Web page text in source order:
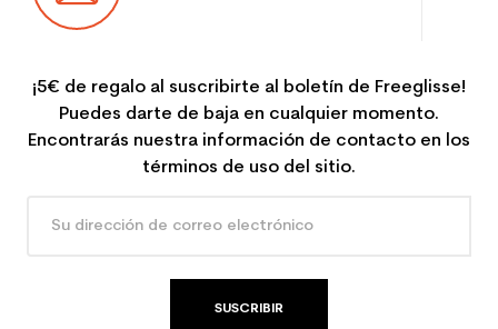
¡5€ de regalo al suscribirte al boletín de Freeglisse!
Puedes darte de baja en cualquier momento.
Encontrarás nuestra información de contacto en los
términos de uso del sitio.
SUSCRIBIR